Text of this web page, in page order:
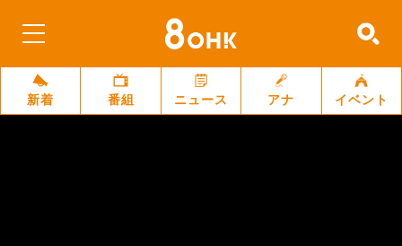
新着 番組 ニュース アナ イベント